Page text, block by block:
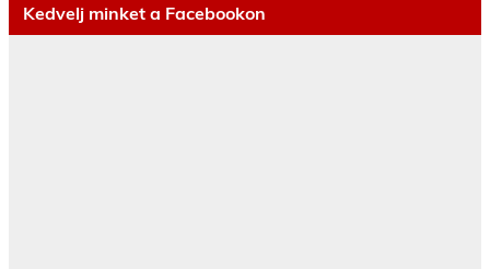
Kedvelj minket a Facebookon